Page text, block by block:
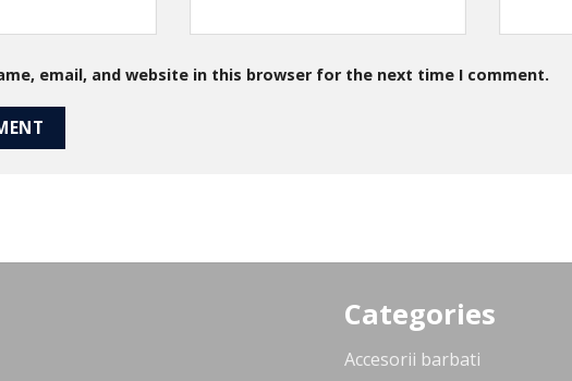
email, and website in this browser for the next time I comment.
Categories
Accesorii barbati